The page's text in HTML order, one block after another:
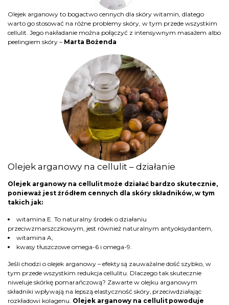
Olejek arganowy to bogactwo cennych dla skóry witamin, dlatego
warto go stosować na różne problemy skóry, w tym przede wszystkim
cellulit. Jego nakładanie można połączyć z intensywnym masażem albo
peelingiem skóry – Marta Bożenda
Olejek arganowy na cellulit – działanie
Olejek arganowy na cellulit może działać bardzo skutecznie,
ponieważ jest źródłem cennych dla skóry składników, w tym
takich jak:
witamina E. To naturalny środek o działaniu
przeciwzmarszczkowym, jest również naturalnym antyoksydantem,
witamina A,
kwasy tłuszczowe omega-6 i omega-9.
Jeśli chodzi o olejek arganowy – efekty są zauważalne dość szybko, w
tym przede wszystkim redukcja cellulitu. Dlaczego tak skutecznie
niweluje skórkę pomarańczową? Zawarte w olejku arganowym
składniki wpływają na lepszą elastyczność skóry, przeciwdziałając
rozkładowi kolagenu. Olejek arganowy na cellulit powoduje